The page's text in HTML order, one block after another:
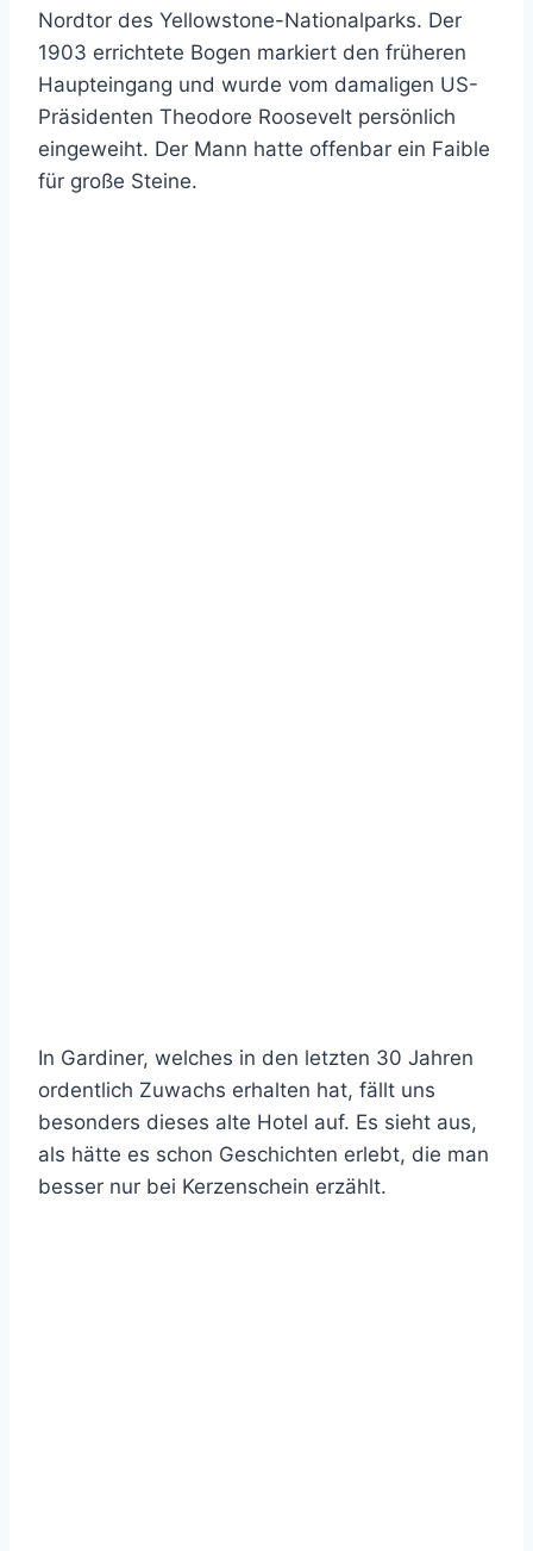
Nordtor des Yellowstone-Nationalparks. Der
1903 errichtete Bogen markiert den früheren
Haupteingang und wurde vom damaligen US-
Präsidenten Theodore Roosevelt persönlich
eingeweiht. Der Mann hatte offenbar ein Faible
für große Steine.
In Gardiner, welches in den letzten 30 Jahren
ordentlich Zuwachs erhalten hat, fällt uns
besonders dieses alte Hotel auf. Es sieht aus,
als hätte es schon Geschichten erlebt, die man
besser nur bei Kerzenschein erzählt.